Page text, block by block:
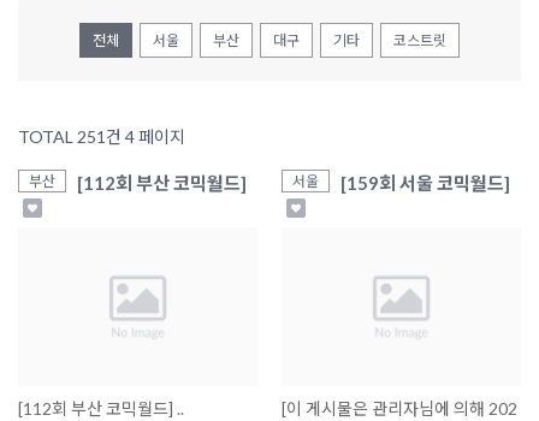
전체 서울 부산 대구 기타 코스트릿
TOTAL 251건 4 페이지
부산 [112회 부산 코믹월드]
[112회 부산 코믹월드] ..
서울 [159회 서울 코믹월드]
[이 게시물은 관리자님에 의해 202